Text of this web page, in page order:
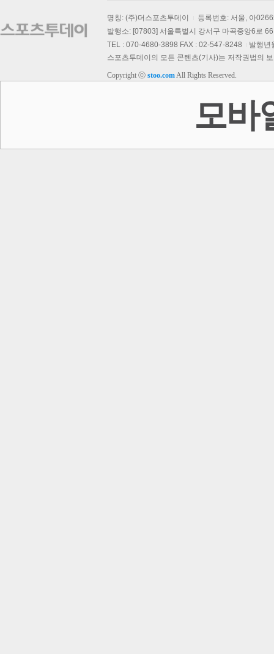
명칭: (주)더스포츠투데이
등록번호: 서울, 아
발행소: [07803] 서울특별시 강서구 마곡중앙6로
TEL : 070-4680-3898 FAX : 02-547-8248
발행년
스포츠투데이의 모든 콘텐츠(기사)는 저작권법의
Copyright ⓒ stoo.comAll Rights Reserved.
모바